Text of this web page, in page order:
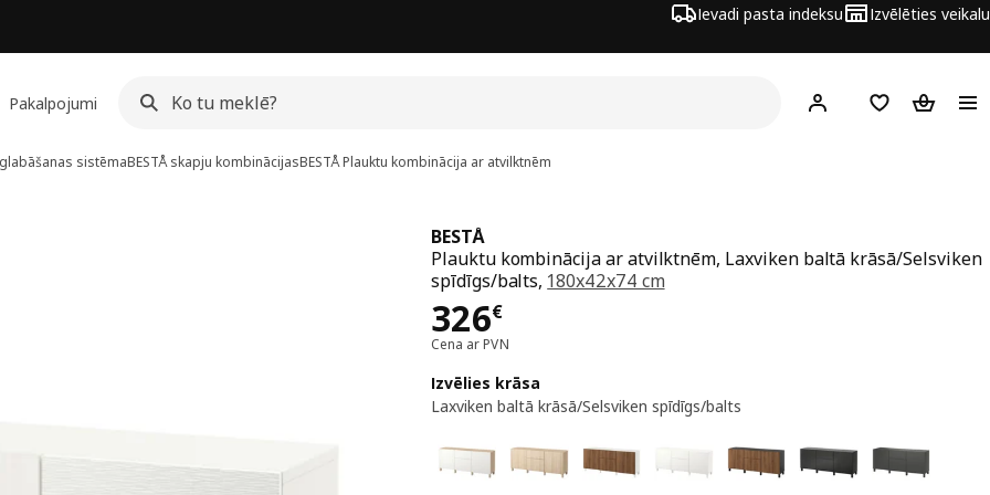
Ievadi pasta indeksu Izvēlēties veikalu
Pakalpojumi Hej! Pierakstīties
PirkumuPirkumu
sistēmaBESTÅ skapju kombinācijasBESTÅPlauktu kombinācija ar atvilktnēm
BESTÅ
Plauktu kombinācija ar atvilktnēm, Laxviken baltā krāsā/Selsviken
spīdīgs/balts, 180x42x74 cm
326€
Cena 326€
Cena ar PVN
Izvēlies krāsa
Laxviken baltā krāsā/Selsviken spīdīgs/balts